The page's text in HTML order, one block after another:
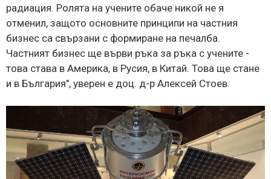
радиация. Ролята на учените обаче никой не я
отменил, защото основните принципи на частния
бизнес са свързани с формиране на печалба.
Частният бизнес ще върви ръка за ръка с учените -
това става в Америка, в Русия, в Китай. Това ще стане
и в България", уверен е доц. д-р Алексей Стоев.